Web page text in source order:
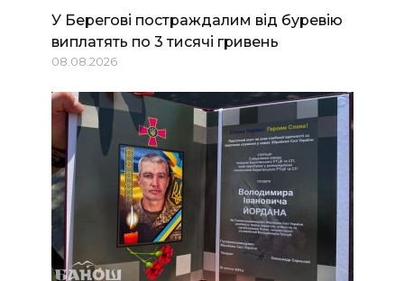
У Берегові постраждалим від буревію
виплатять по 3 тисячі гривень
08.08.2026